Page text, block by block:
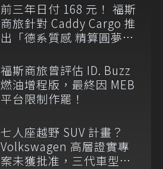
前三年日付 168 元！ 福斯
商旅針對 Caddy Cargo 推
出「德系質感 精算圓夢」
福斯商旅曾評估 ID. Buzz
燃油增程版，最終因 MEB
平台限制作罷！
七人座越野 SUV 計畫？
Volkswagen 高層證實專
案未獲批准，三代車型不